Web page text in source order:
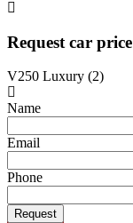
Request car price
V250 Luxury (2)
Name
Email
Phone
Request